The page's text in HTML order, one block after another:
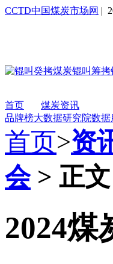
CCTD中国煤炭市场网 |
首页 煤炭资讯
品牌榜大数据研究院数据
首页>资
会> 正文
2024煤